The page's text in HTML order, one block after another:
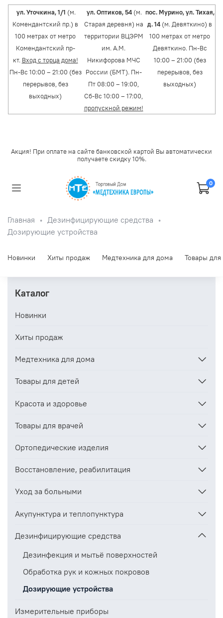
ул. Уточкина, 1/1 (м.
Комендантский пр.) в
100 метрах от метро
Комендантский пр-
кт. Вход с торца дома!
Пн-Вс 10:00 – 21:00 (без
перерывов, без
выходных)
ул. Оптиков, 54 (м.
Старая деревня) на
территории ВЦЭРМ
им. А.М.
Никифорова МЧС
России (БМТ). Пн-
Пт 08:00 – 19:00,
Сб-Вс 10:00 – 17:00,
пропускной режим!
пос. Мурино, ул. Тихая,
д. 14 (м. Девяткино) в
100 метрах от метро
Девяткино. Пн-Вс
10:00 – 21:00 (без
перерывов, без
выходных)
Акция! При оплате на сайте банковской картой Вы автоматически
получаете скидку 10%.
0
Главная
Дезинфицирующие средства
Дозирующие устройства
Новинки Хиты продаж Медтехника для дома Товары для
Каталог
Новинки
Хиты продаж
Медтехника для дома
Товары для детей
Красота и здоровье
Товары для врачей
Ортопедические изделия
Восстановление, реабилитация
Уход за больными
Акупунктура и теплопунктура
Дезинфицирующие средства
Дезинфекция и мытьё поверхностей
Обработка рук и кожных покровов
Дозирующие устройства
Измерительные приборы